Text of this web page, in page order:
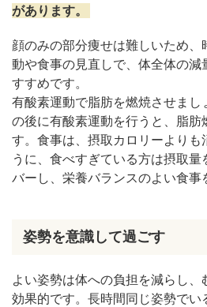
があります。
顔のみの部分痩せは難しいため、
動や食事の見直しで、体全体の減
すすめです。
有酸素運動で脂肪を燃焼させまし
の後に有酸素運動を行うと、脂肪
す。食事は、摂取カロリーよりも
うに、食べすぎている方は摂取量
バーし、栄養バランスのよい食事
姿勢を意識して過ごす
よい姿勢は体への負担を減らし、
効果的です。長時間同じ姿勢でい